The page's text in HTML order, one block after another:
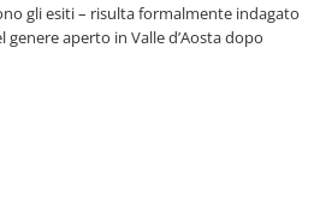
gli esiti – risulta formalmente indagato
aperto in Valle d’Aosta dopo